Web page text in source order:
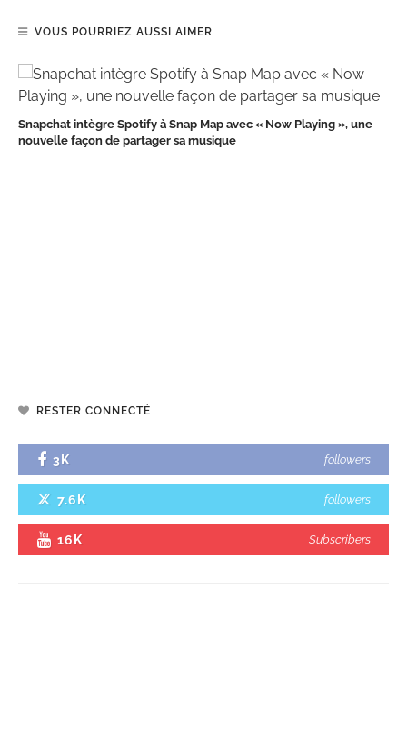
VOUS POURRIEZ AUSSI AIMER
Snapchat intègre Spotify à Snap Map avec « Now Playing », une
nouvelle façon de partager sa musique
RESTER CONNECTÉ
3K followers
7.6K followers
16K Subscribers